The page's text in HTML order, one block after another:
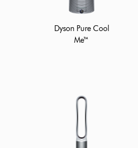
Dyson Pure Cool
Me™